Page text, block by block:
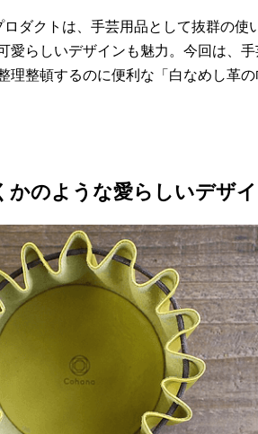
ダクトは、手芸用品として抜群の使
愛らしいデザインも魅力。今回は、
理整頓するのに便利な「白なめし革の
かのような愛らしいデザ